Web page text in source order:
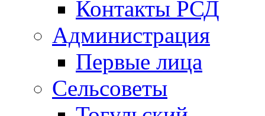
Контакты РСД
Администрация
Первые лица
Сельсоветы